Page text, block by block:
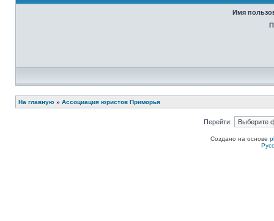
Имя
На главную » Ассоциация юристов Приморья
Перейти:
Создано на основе